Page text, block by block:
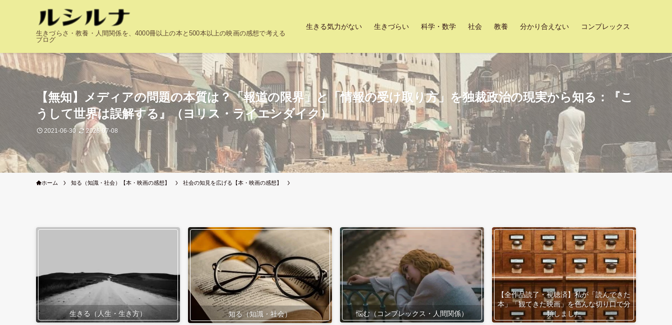
生きづらさ・教養・人間関係を、4000冊以上の本と500本以上の映画の感想で考える
ブログ
生きる気力がない 生きづらい 科学・数学 社会 教養 分かり合えない コンプレックス
【無知】メディアの問題の本質は？「報道の限界」と「情報の受け取り方」を独裁政治の現実から知る：『こ
うして世界は誤解する』（ヨリス・ライエンダイク）
2021-06-30 2026-07-08
ホーム 知る（知識・社会）【本・映画の感想】 社会の知見を広げる【本・映画の感想】
生きる（人生・生き方） 知る（知識・社会） 悩む（コンプレックス・人間関係）
【全作品読了・視聴済】私が「読んできた
本」「観てきた映画」を色んな切り口で分
類しました